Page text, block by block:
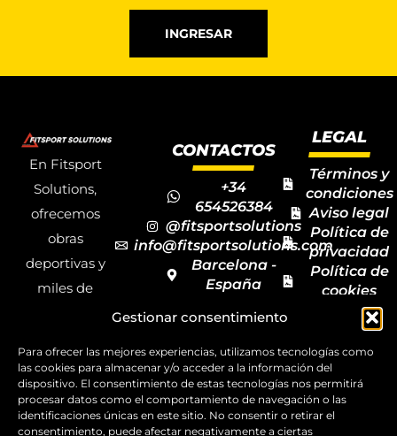
Gestionar consentimiento
Para ofrecer las mejores experiencias, utilizamos tecnologías como
las cookies para almacenar y/o acceder a la información del
dispositivo. El consentimiento de estas tecnologías nos permitirá
procesar datos como el comportamiento de navegación o las
identificaciones únicas en este sitio. No consentir o retirar el
consentimiento, puede afectar negativamente a ciertas
INGRESAR
En Fitsport
Solutions,
ofrecemos
obras
deportivas y
miles de
deportivos
para todas las
disciplinas,
CONTACTOS
+34
654526384
@fitsportsolutions
info@fitsportsolutions.com
Barcelona -
España
de contacto
LEGAL
Términos y
condiciones
Aviso legal
Política de
privacidad
Política de
cookies
Mapa del
sitio